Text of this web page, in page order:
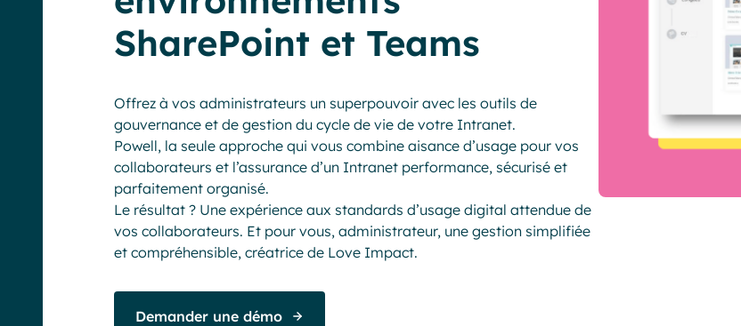
SharePoint et Teams
Offrez à vos administrateurs un superpouvoir avec les outils de
gouvernance et de gestion du cycle de vie de votre Intranet.
Powell, la seule approche qui vous combine aisance d’usage pour vos
collaborateurs et l’assurance d’un Intranet performance, sécurisé et
parfaitement organisé.
Le résultat ? Une expérience aux standards d’usage digital attendue de
vos collaborateurs. Et pour vous, administrateur, une gestion simplifiée
et compréhensible, créatrice de Love Impact.
Demander une démo